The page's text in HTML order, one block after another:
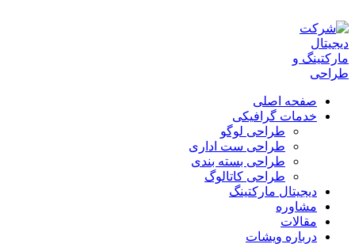
صفحه اصلی
خدمات گرافیکی
طراحی لوگو
طراحی ست اداری
طراحی بسته بندی
طراحی کاتالوگ
دیجیتال مارکتینگ
مشاوره
مقالات
درباره ویشات